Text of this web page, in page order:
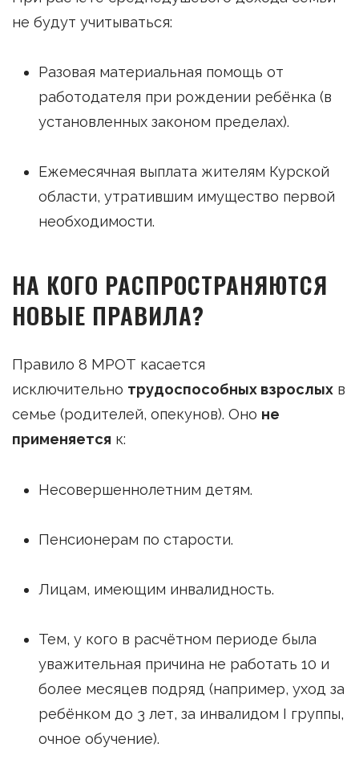
не будут учитываться:
Разовая материальная помощь от
работодателя при рождении ребёнка (в
установленных законом пределах).
Ежемесячная выплата жителям Курской
области, утратившим имущество первой
необходимости.
НА КОГО РАСПРОСТРАНЯЮТСЯ
НОВЫЕ ПРАВИЛА?
Правило 8 МРОТ касается
исключительно трудоспособных взрослых в
семье (родителей, опекунов). Оно не
применяется к:
Несовершеннолетним детям.
Пенсионерам по старости.
Лицам, имеющим инвалидность.
Тем, у кого в расчётном периоде была
уважительная причина не работать 10 и
более месяцев подряд (например, уход за
ребёнком до 3 лет, за инвалидом I группы,
очное обучение).